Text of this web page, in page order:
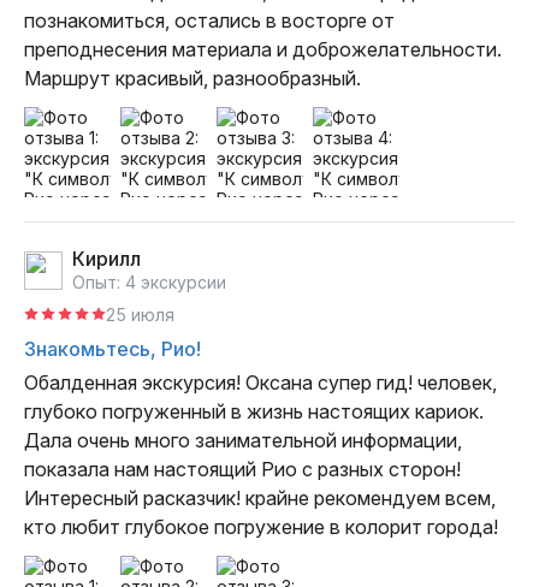
познакомиться, остались в восторге от
преподнесения материала и доброжелательности.
Маршрут красивый, разнообразный.
Кирилл
Опыт: 4 экскурсии
25 июля
Знакомьтесь, Рио!
Обалденная экскурсия! Оксана супер гид! человек,
глубоко погруженный в жизнь настоящих кариок.
Дала очень много занимательной информации,
показала нам настоящий Рио с разных сторон!
Интересный расказчик! крайне рекомендуем всем,
кто любит глубокое погружение в колорит города!